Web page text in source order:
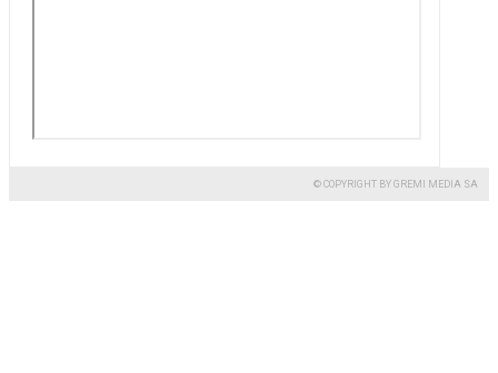
© COPYRIGHT BY GREMI MEDIA SA